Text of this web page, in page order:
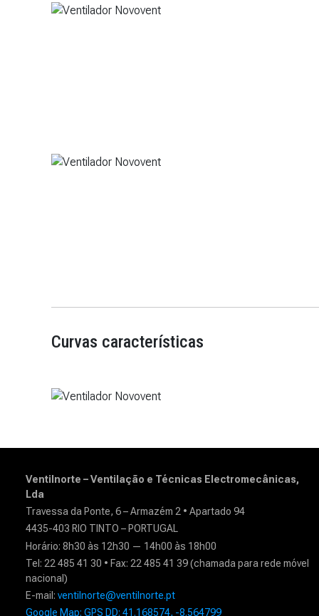
Curvas características
Ventilnorte – Ventilação e Técnicas Electromecânicas,
Lda
Travessa da Ponte, 6 – Armazém 2 • Apartado 94
4435-403 RIO TINTO – PORTUGAL
Horário: 8h30 às 12h30 — 14h00 às 18h00
Tel: 22 485 41 30 • Fax: 22 485 41 39 (chamada para rede móvel
nacional)
E-mail: ventilnorte@ventilnorte.pt
Google Map: GPS DD: 41.168574, -8.564799